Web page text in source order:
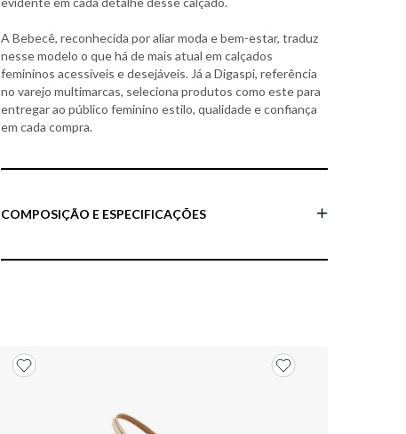
A Bebecê, reconhecida por aliar moda e bem-estar, traduz
nesse modelo o que há de mais atual em calçados
femininos acessíveis e desejáveis. Já a Digaspi, referência
no varejo multimarcas, seleciona produtos como este para
entregar ao público feminino estilo, qualidade e confiança
em cada compra.
COMPOSIÇÃO E ESPECIFICAÇÕES